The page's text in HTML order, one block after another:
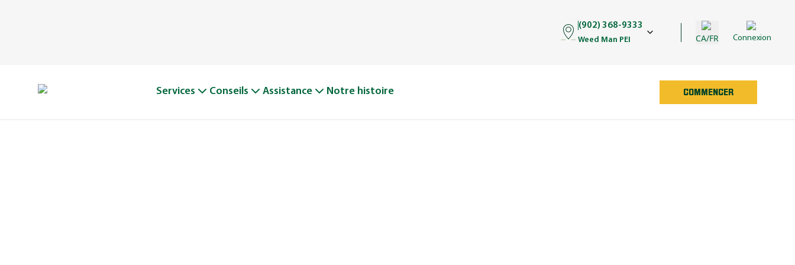
(902) 368-9333
Weed Man PEI CA/FR Connexion
Services Conseils Assistance Notre histoire COMMENCER